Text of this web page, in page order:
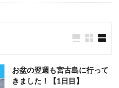
お盆の翌週も宮古島に行って
きました！【1日目】